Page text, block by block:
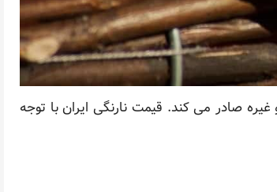
صادر می کند. قیمت نارنگی ایران با توجه